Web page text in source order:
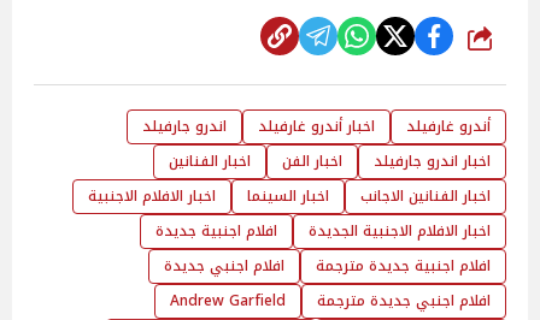
شارك
أندرو غارفيلد اخبار أندرو غارفيلد
اندرو جارفيلد
اخبار اندرو جارفيلد
اخبار الفن
اخبار الفنانين
اخبار الفنانين الاجانب
اخبار السينما
اخبار الافلام الاجنبية
اخبار الافلام الاجنبية الجديدة
افلام اجنبية جديدة
افلام اجنبية جديدة مترجمة
افلام اجنبي جديدة
افلام اجنبي جديدة مترجمة
Andrew Garfield